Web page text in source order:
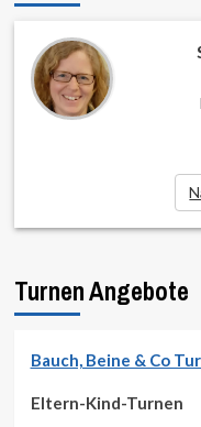
Turnen Angebote
Bauch, Beine & Co
Eltern-Kind-Turnen